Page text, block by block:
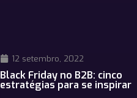
12 setembro, 2022
Black Friday no B2B: cinco
estratégias para se inspirar